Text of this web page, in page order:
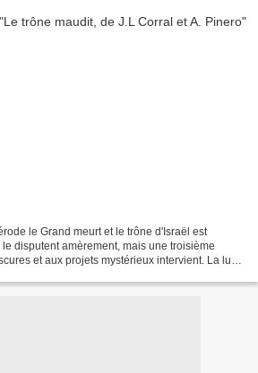
le Grand meurt et le trône d'Israël est
disputent amèrement, mais une troisième
et aux projets mystérieux intervient. La lutte